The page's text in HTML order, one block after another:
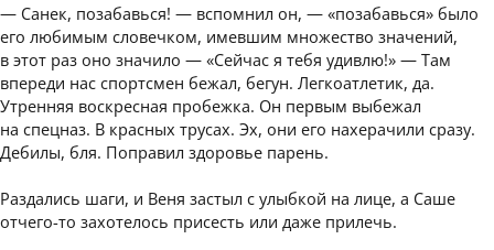
— Санек, позабавься! — вспомнил он, — «позабавься» было
его любимым словечком, имевшим множество значений,
в этот раз оно значило — «Сейчас я тебя удивлю!» — Там
впереди нас спортсмен бежал, бегун. Легкоатлетик, да.
Утренняя воскресная пробежка. Он первым выбежал
на спецназ. В красных трусах. Эх, они его нахерачили сразу.
Дебилы, бля. Поправил здоровье парень.
Раздались шаги, и Веня застыл с улыбкой на лице, а Саше
отчего-то захотелось присесть или даже прилечь.